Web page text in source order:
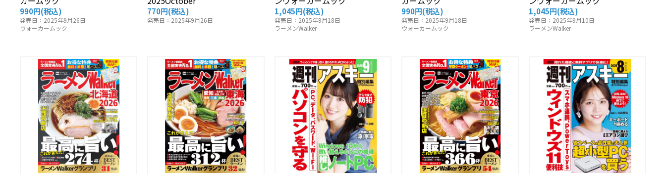
990円(税込)
発売日：2025年9月26日
ウォーカームック
770円(税込)
発売日：2025年9月26日
1,045円(税込)
発売日：2025年9月18日
ラーメンWalker
990円(税込)
発売日：2025年9月18日
ウォーカームック
1,045円(税込)
発売日：2025年9月10日
ラーメンWalker